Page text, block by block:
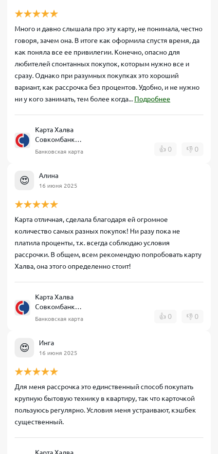
Много и давно слышала про эту карту, не понимала, честно
говоря, зачем она. В итоге как оформила спустя время, да
как поняла все ее привилегии. Конечно, опасно для
любителей спонтанных покупок, которым нужно все и
сразу. Однако при разумных покупках это хороший
вариант, как рассрочка без процентов. Удобно, и не нужно
ни у кого занимать, тем более когда... Подробнее
Карта Халва
Совкомбанк
рассрочка
Банковская карта 👍 0 👎 0
😍 Алина
16 июня 2025
Карта отличная, сделала благодаря ей огромное
количество самых разных покупок! Ни разу пока не
платила проценты, т.к. всегда соблюдаю условия
рассрочки. В общем, всем рекомендую попробовать карту
Халва, она этого определенно стоит!
Карта Халва
Совкомбанк
рассрочка
Банковская карта 👍 0 👎 0
😍 Инга
16 июня 2025
Для меня рассрочка это единственный способ покупать
крупную бытовую технику в квартиру, так что карточкой
пользуюсь регулярно. Условия меня устраивают, кэшбек
существенный.